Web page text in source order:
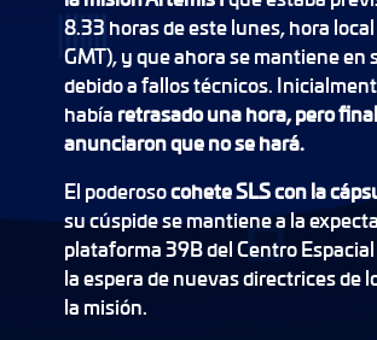
8.33 horas de este lunes, hora
GMT), y que ahora se mantiene en
debido a fallos técnicos.
había retrasado una hora, pero
anunciaron que no se hará.
El poderosocohete SLS con la
su cúspide se mantiene a la
plataforma 39B del Centro
la espera de nuevas directrices de
la misión.